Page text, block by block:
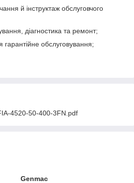
й інструктаж обслуговчого
діагностика та ремонт;
гарантійне обслуговування;
4520-50-400-3FN.pdf
Genmac